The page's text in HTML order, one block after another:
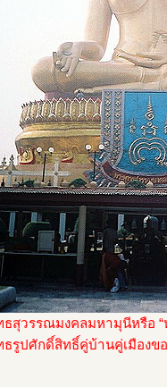
ธสุวรรณมงคลมหามุนีหรือ
ธรูปศักดิ์สิทธิ์คู่บ้านคู่เมืองข